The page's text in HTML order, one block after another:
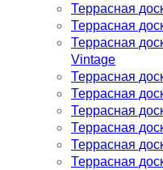
Террасная
Террасная
Террасная
Vintage
Террасная
Террасная
Террасная
Террасная
Террасная
Террасная